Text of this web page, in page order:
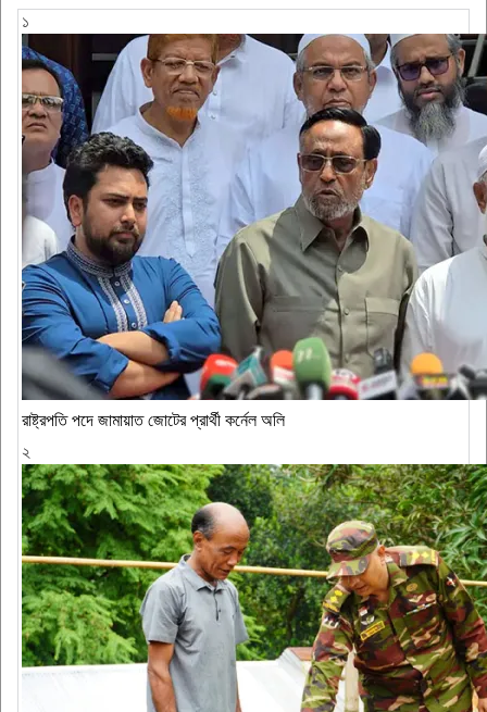
১
রাষ্ট্রপতি পদে জামায়াত জোটের প্রার্থী কর্নেল অলি
২